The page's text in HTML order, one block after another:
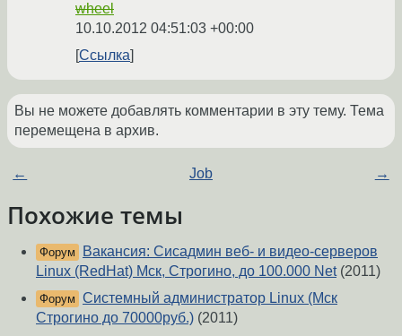
wheel
10.10.2012 04:51:03 +00:00
Ссылка
Вы не можете добавлять комментарии в эту тему. Тема
перемещена в архив.
← Job →
Похожие темы
Форум
Вакансия: Сисадмин веб- и видео-серверов
Linux (RedHat) Мск, Строгино, до 100.000 Net(2011)
Форум Системный администратор Linux (Мск
Строгино до 70000руб.) (2011)